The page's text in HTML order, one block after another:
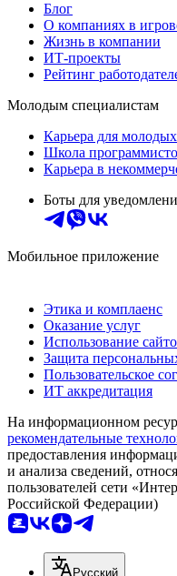
Блог
О компаниях в
Жизнь в компании
ИТ-проекты
Рейтинг
Молодым специалистам
Карьера для
Школа
Карьера в
Боты для
Мобильное приложение
Этика и комплаенс
Оказание услуг
Использование
Защита
Пользовательское
ИТ аккредитация
На информационном
рекомендательные
предоставления
и анализа сведений,
пользователей сети
Российской Федерации)
Русский